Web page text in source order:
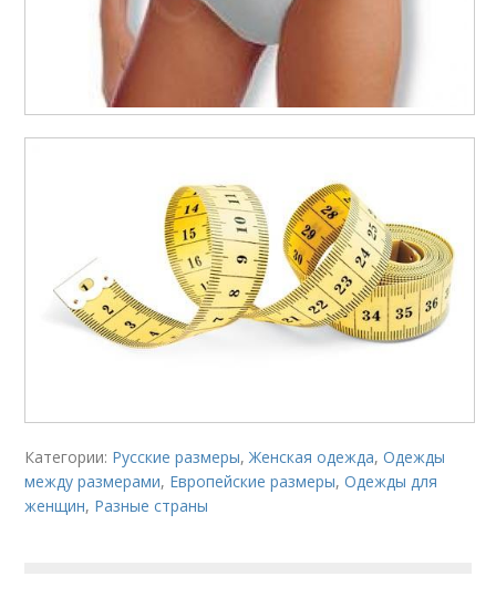
Категории: Русские размеры,Женская одежда,Одежды
между размерами, Европейские размеры,Одежды для
женщин, Разные страны